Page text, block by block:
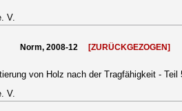
V.
Norm, 2008-12 [ZURÜCKGEZOGEN]
von Holz nach der Tragfähigkeit -
V.